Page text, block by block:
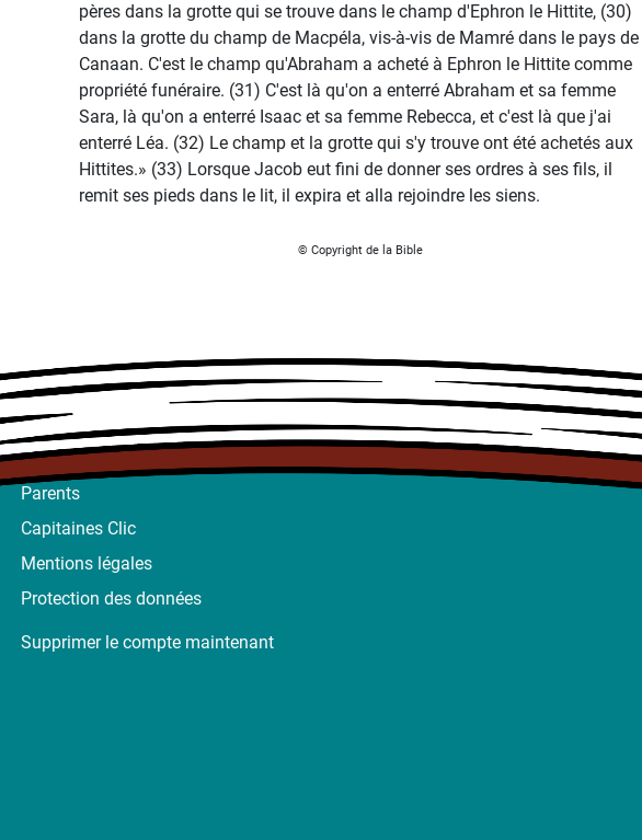
pères dans la grotte qui se trouve dans le champ d'Ephron le Hittite, (30)
dans la grotte du champ de Macpéla, vis-à-vis de Mamré dans le pays de
Canaan. C'est le champ qu'Abraham a acheté à Ephron le Hittite comme
propriété funéraire. (31) C'est là qu'on a enterré Abraham et sa femme
Sara, là qu'on a enterré Isaac et sa femme Rebecca, et c'est là que j'ai
enterré Léa. (32) Le champ et la grotte qui s'y trouve ont été achetés aux
Hittites.» (33) Lorsque Jacob eut fini de donner ses ordres à ses fils, il
remit ses pieds dans le lit, il expira et alla rejoindre les siens.
© Copyright de la Bible
Parents
Capitaines Clic
Mentions légales
Protection des données
Supprimer le compte maintenant